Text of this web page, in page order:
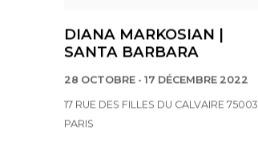
DIANA MARKOSIAN |
SANTA BARBARA
28 OCTOBRE - 17 DÉCEMBRE 2022
17 RUE DES FILLES DU CALVAIRE 75003
PARIS